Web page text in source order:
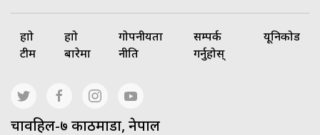
हाम्रो
टीम
हाम्रो
बारेमा
गोपनीयता
नीति
सम्पर्क
गर्नुहोस्
यूनिकोड
चावहिल-७ काठमाडौं, नेपाल